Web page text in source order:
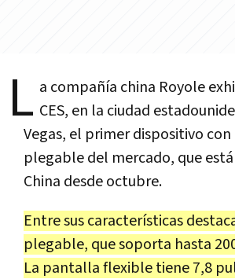
L a compañía china Royole
CES, en la ciudad
Vegas, el primer dispositivo
plegable del mercado, que
China desde octubre.
Entre sus características
plegable, que soporta hasta
La pantalla flexible tiene 7,8